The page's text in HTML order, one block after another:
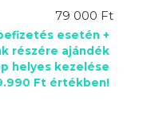
79 000 Ft
esetén +
részére ajándék
helyes kezelése
Ft értékben!